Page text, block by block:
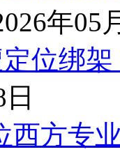
年05
定位绑
西方专